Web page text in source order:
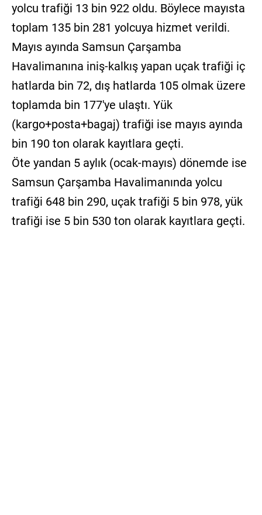
yolcu trafiği 13 bin 922 oldu. Böylece mayısta
toplam 135 bin 281 yolcuya hizmet verildi.
Mayıs ayında Samsun Çarşamba
Havalimanına iniş-kalkış yapan uçak trafiği iç
hatlarda bin 72, dış hatlarda 105 olmak üzere
toplamda bin 177'ye ulaştı. Yük
(kargo+posta+bagaj) trafiği ise mayıs ayında
bin 190 ton olarak kayıtlara geçti.
Öte yandan 5 aylık (ocak-mayıs) dönemde ise
Samsun Çarşamba Havalimanında yolcu
trafiği 648 bin 290, uçak trafiği 5 bin 978, yük
trafiği ise 5 bin 530 ton olarak kayıtlara geçti.